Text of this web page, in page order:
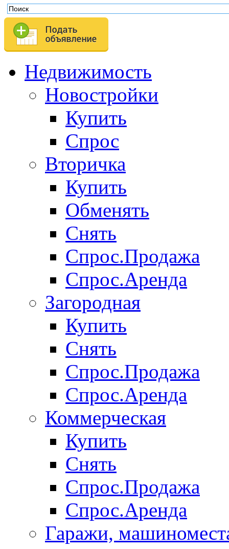
Недвижимость
Новостройки
Купить
Спрос
Вторичка
Купить
Обменять
Снять
Спрос.Продажа
Спрос.Аренда
Загородная
Купить
Снять
Спрос.Продажа
Спрос.Аренда
Коммерческая
Купить
Снять
Спрос.Продажа
Спрос.Аренда
Гаражи,